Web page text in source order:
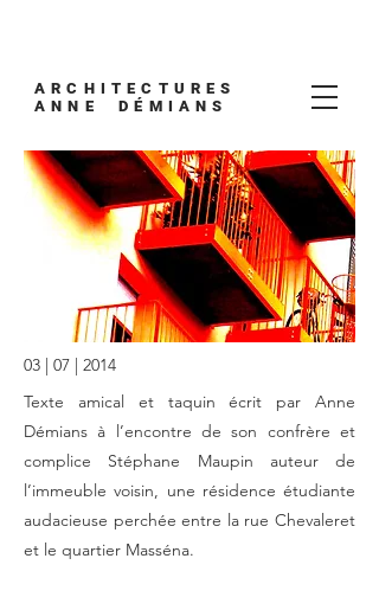
ARCHITECTURES
ANNE DÉMIANS
03 | 07 | 2014
Texte amical et taquin écrit par Anne
Démians à l’encontre de son confrère et
complice Stéphane Maupin auteur de
l’immeuble voisin, une résidence étudiante
audacieuse perchée entre la rue Chevaleret
et le quartier Masséna.